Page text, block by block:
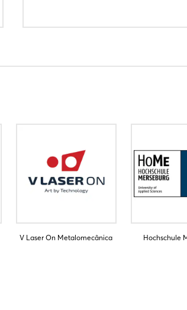
V Laser On Metalomecânica Hochschule